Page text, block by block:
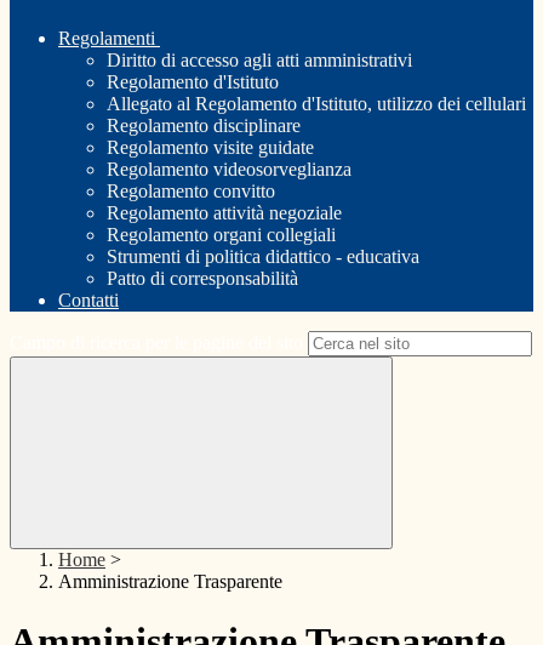
Regolamenti
Diritto di accesso agli atti amministrativi
Regolamento d'Istituto
Allegato al Regolamento d'Istituto, utilizzo dei cellulari
Regolamento disciplinare
Regolamento visite guidate
Regolamento videosorveglianza
Regolamento convitto
Regolamento attività negoziale
Regolamento organi collegiali
Strumenti di politica didattico - educativa
Patto di corresponsabilità
Contatti
Home >
Amministrazione Trasparente